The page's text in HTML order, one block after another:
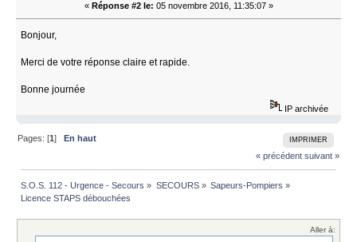
« Réponse #2 le: 05 novembre 2016, 11:35:07 »
Bonjour,
Merci de votre réponse claire et rapide.
Bonne journée
IP archivée
IMPRIMER
Pages: [1]
En haut
« précédent suivant »
S.O.S. 112 - Urgence - Secours » SECOURS» Sapeurs-Pompiers »
Licence STAPS débouchées
Aller à: